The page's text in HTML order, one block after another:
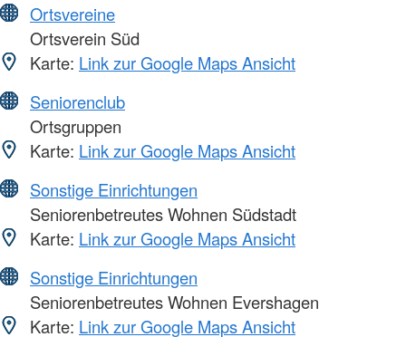
Ortsvereine
Ortsverein Süd
Karte: Link zur Google Maps Ansicht
Seniorenclub
Ortsgruppen
Karte: Link zur Google Maps Ansicht
Sonstige Einrichtungen
Seniorenbetreutes Wohnen Südstadt
Karte: Link zur Google Maps Ansicht
Sonstige Einrichtungen
Seniorenbetreutes Wohnen Evershagen
Karte: Link zur Google Maps Ansicht